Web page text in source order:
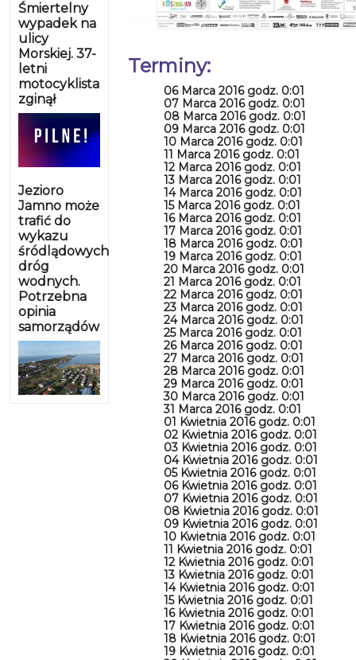
Śmiertelny
wypadek na
ulicy
Morskiej. 37-
letni
motocyklista
zginął
Jezioro
Jamno może
trafić do
wykazu
śródlądowych
dróg
wodnych.
Potrzebna
opinia
samorządów
Terminy:
06 Marca 2016 godz. 0:01
07 Marca 2016 godz. 0:01
08 Marca 2016 godz. 0:01
09 Marca 2016 godz. 0:01
10 Marca 2016 godz. 0:01
11 Marca 2016 godz. 0:01
12 Marca 2016 godz. 0:01
13 Marca 2016 godz. 0:01
14 Marca 2016 godz. 0:01
15 Marca 2016 godz. 0:01
16 Marca 2016 godz. 0:01
17 Marca 2016 godz. 0:01
18 Marca 2016 godz. 0:01
19 Marca 2016 godz. 0:01
20 Marca 2016 godz. 0:01
21 Marca 2016 godz. 0:01
22 Marca 2016 godz. 0:01
23 Marca 2016 godz. 0:01
24 Marca 2016 godz. 0:01
25 Marca 2016 godz. 0:01
26 Marca 2016 godz. 0:01
27 Marca 2016 godz. 0:01
28 Marca 2016 godz. 0:01
29 Marca 2016 godz. 0:01
30 Marca 2016 godz. 0:01
31 Marca 2016 godz. 0:01
01 Kwietnia 2016 godz. 0:01
02 Kwietnia 2016 godz. 0:01
03 Kwietnia 2016 godz. 0:01
04 Kwietnia 2016 godz. 0:01
05 Kwietnia 2016 godz. 0:01
06 Kwietnia 2016 godz. 0:01
07 Kwietnia 2016 godz. 0:01
08 Kwietnia 2016 godz. 0:01
09 Kwietnia 2016 godz. 0:01
10 Kwietnia 2016 godz. 0:01
11 Kwietnia 2016 godz. 0:01
12 Kwietnia 2016 godz. 0:01
13 Kwietnia 2016 godz. 0:01
14 Kwietnia 2016 godz. 0:01
15 Kwietnia 2016 godz. 0:01
16 Kwietnia 2016 godz. 0:01
17 Kwietnia 2016 godz. 0:01
18 Kwietnia 2016 godz. 0:01
19 Kwietnia 2016 godz. 0:01